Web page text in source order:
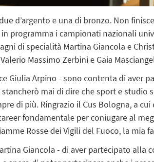
d’argento e una di bronzo. Non
programma i campionati nazionali
di specialità Martina Giancola e
Massimo Zerbini e Gaia
Giulia Arpino - sono contenta di aver
mai di dire che sport e
di più. Ringrazio il Cus Bologna, a
fondamentale per coniugare al
Rosse dei Vigili del Fuoco, la mia
Giancola - di aver partecipato alla